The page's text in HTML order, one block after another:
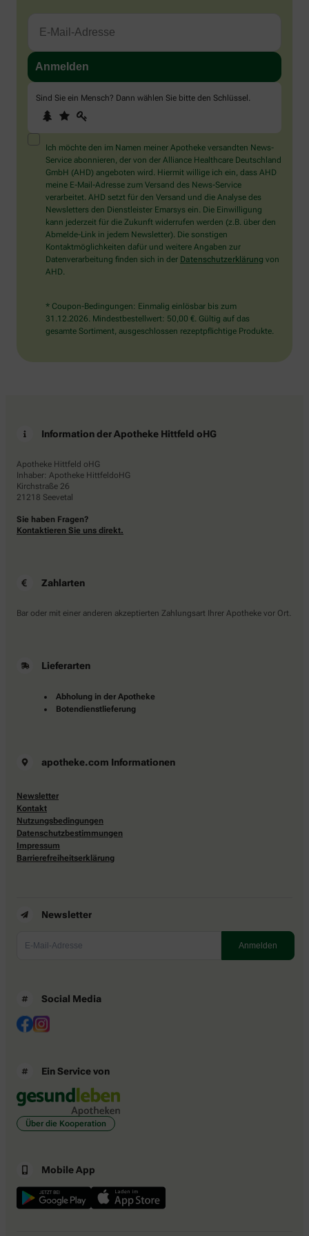
Sind Sie ein Mensch? Dann wählen Sie bitte den Schlüssel .
Sind
Sie
ein
Mensch?
Dann
wählen
Sie
bitte
den
Schlüssel.
1 2
Ich möchte den im Namen meiner Apotheke versandten News-
Service abonnieren, der von der Alliance Healthcare Deutschland
GmbH (AHD) angeboten wird. Hiermit willige ich ein, dass AHD
meine E-Mail-Adresse zum Versand des News-Service
verarbeitet. AHD setzt für den Versand und die Analyse des
Newsletters den Dienstleister Emarsys ein. Die Einwilligung
kann jederzeit für die Zukunft widerrufen werden (z.B. über den
Abmelde-Link in jedem Newsletter). Die sonstigen
Kontaktmöglichkeiten dafür und weitere Angaben zur
Datenverarbeitung finden sich in der Datenschutzerklärung von
AHD.
* Coupon-Bedingungen: Einmalig einlösbar bis zum
31.12.2026. Mindestbestellwert: 50,00 €. Gültig auf das
gesamte Sortiment, ausgeschlossen rezeptpflichtige Produkte.
Information der Apotheke Hittfeld oHG
Apotheke Hittfeld oHG
Inhaber: Apotheke HittfeldoHG
Kirchstraße 26
21218 Seevetal
Sie haben Fragen?
Kontaktieren Sie uns direkt.
Zahlarten
Bar oder mit einer anderen akzeptierten Zahlungsart Ihrer Apotheke vor Ort.
Lieferarten
Abholung in der Apotheke
Botendienstlieferung
apotheke.com Informationen
Newsletter
Kontakt
Nutzungsbedingungen
Datenschutzbestimmungen
Impressum
Barrierefreiheitserklärung
Newsletter
Social Media
Ein Service von
Über die Kooperation
Mobile App